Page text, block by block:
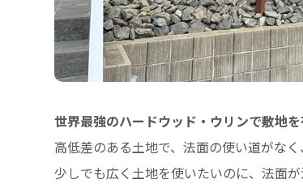
世界最強のハードウッド・ウリンで敷地
高低差のある土地で、法面の使い道がな
少しでも広く土地を使いたいのに、法面